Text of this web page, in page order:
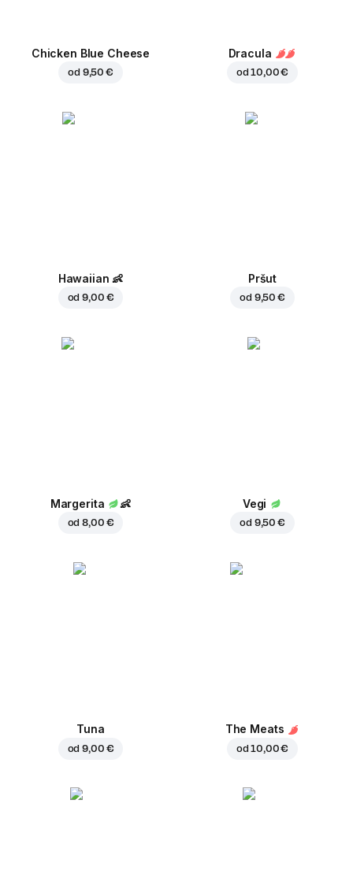
Chicken Blue Cheese
od 9,50 €
Dracula
od10,00 €
Hawaiian 👶
od9,00 €
Pršut
od 9,50 €
Margerita 👶
od8,00 €
Vegi
od 9,50 €
Tuna
od9,00 €
The Meats
od10,00 €